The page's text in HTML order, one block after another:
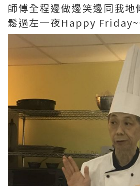
師傅全程邊做邊笑邊同我地
鬆過左一夜Happy